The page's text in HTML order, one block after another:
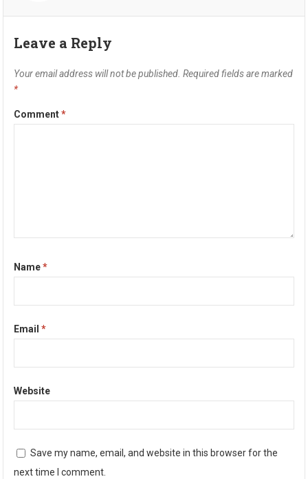
Leave a Reply
Your email address will not be published. Required fields are marked
*
Comment*
Name*
Email*
Website
Save my name, email, and website in this browser for the
next time I comment.